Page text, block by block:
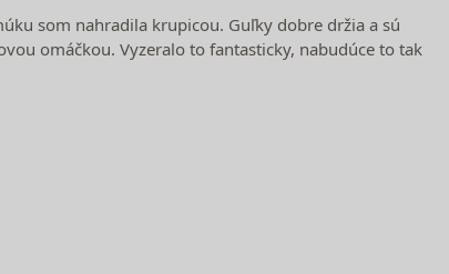
som nahradila krupicou. Guľky dobre držia a sú
omáčkou. Vyzeralo to fantasticky, nabudúce to tak